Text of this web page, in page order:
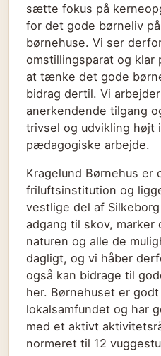
sætte fokus på
for det gode børneliv
børnehuse. Vi ser
omstillingsparat og klar
at tænke det gode
bidrag dertil. Vi
anerkendende tilgang
trivsel og udvikling højt
pædagogiske arbejde.
Kragelund Børnehus er
friluftsinstitution og
vestlige del af
adgang til skov, marker
naturen og alle de
dagligt, og vi håber
også kan bidrage til
her. Børnehuset er
lokalsamfundet og har
med et aktivt
normeret til 12